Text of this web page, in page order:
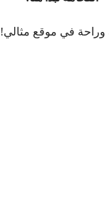
وراحة في موقع مثالي!